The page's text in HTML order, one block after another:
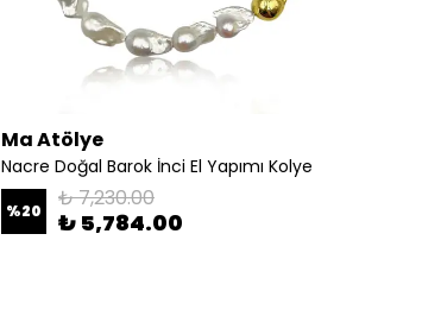
Ma Atölye
Nacre Doğal Barok İnci El Yapımı Kolye
%20 ₺ 7,230.00
₺ 5,784.00